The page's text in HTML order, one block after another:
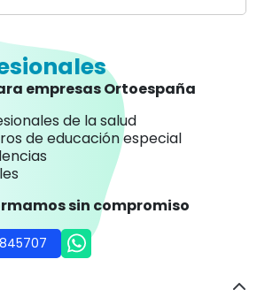
empresas Ortoespaña
de la salud
de educación especial
sin compromiso